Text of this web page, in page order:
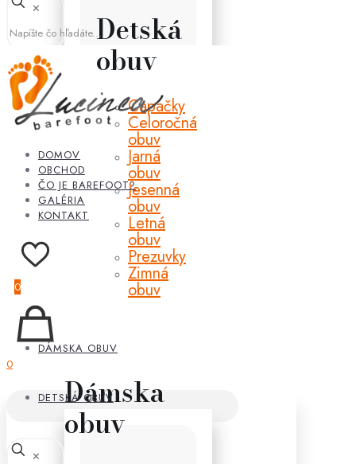
Detská
obuv
Capačky
Celoročná
obuv
Jarná
obuv
Jesenná
obuv
Letná
obuv
Prezuvky
Zimná
obuv
DÁMSKA OBUV
Dámska
obuv
✕
DOMOV
OBCHOD
ČO JE BAREFOOT?
GALÉRIA
KONTAKT
0
0
DETSKÁ OBUV
✕